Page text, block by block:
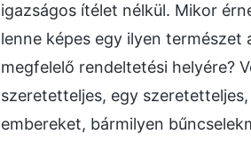
igazságos ítélet nélkül. Mikor
lenne képes egy ilyen természet
megfelelő rendeltetési helyére?
szeretetteljes, egy
embereket, bármilyen